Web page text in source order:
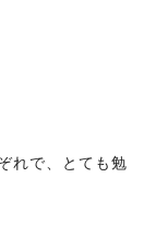
れで、とても勉